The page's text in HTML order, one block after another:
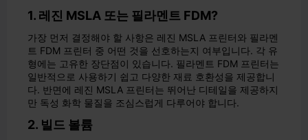
1. 레진 MSLA 또는 필라멘트 FDM?
가장 먼저 결정해야 할 사항은 레진 MSLA 프린터와 필라멘
트 FDM 프린터 중 어떤 것을 선호하는지 여부입니다. 각 유
형에는 고유한 장단점이 있습니다. 필라멘트 FDM 프린터는
일반적으로 사용하기 쉽고 다양한 재료 호환성을 제공합니
다. 반면에 레진 MSLA 프린터는 뛰어난 디테일을 제공하지
만 독성 화학 물질을 조심스럽게 다루어야 합니다.
2. 빌드 볼륨